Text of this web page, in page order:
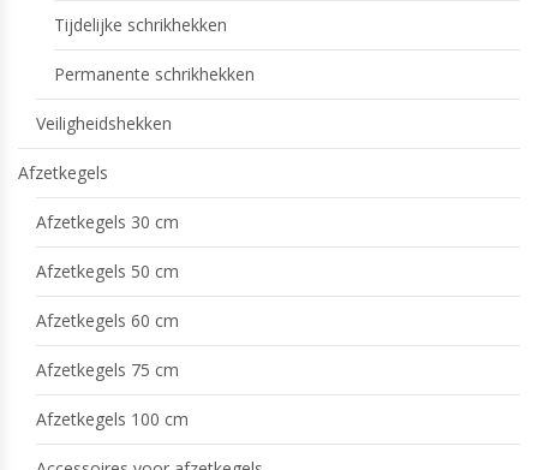
Tijdelijke schrikhekken
Permanente schrikhekken
Veiligheidshekken
Afzetkegels
Afzetkegels 30 cm
Afzetkegels 50 cm
Afzetkegels 60 cm
Afzetkegels 75 cm
Afzetkegels 100 cm